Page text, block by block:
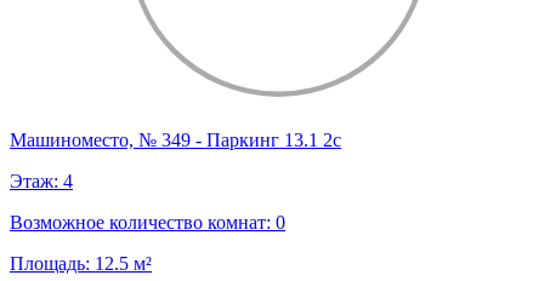
Машиноместо, № 349 - Паркинг 13.1 2с
Этаж: 4
Возможное количество комнат: 0
Площадь: 12.5 м²